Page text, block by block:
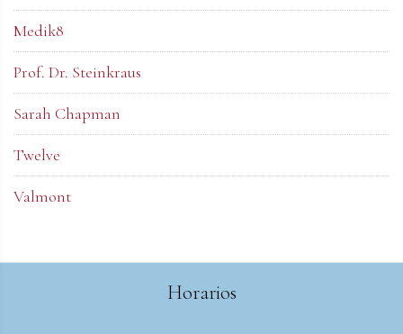
Medik8
Prof. Dr. Steinkraus
Sarah Chapman
Twelve
Valmont
Horarios